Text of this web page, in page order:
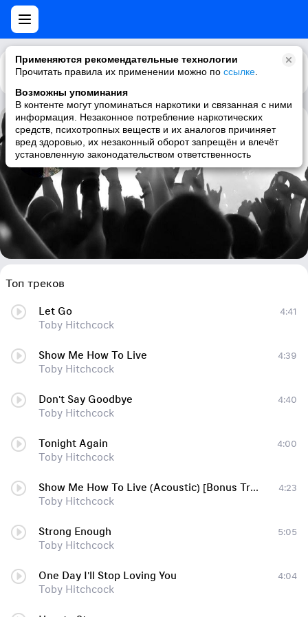
Применяются рекомендательные технологии
Прочитать правила их применении можно по ссылке
Возможны упоминания
В контенте могут упоминаться наркотики и связанная с ними
информация. Незаконное потребление наркотических
средств, психотропных веществ и их аналогов причиняет
вред здоровью, их незаконный оборот запрещён и влечёт
установленную законодательством ответственность
Каталог Рекомендации
Toby Hitchcock
aor, melodic rock, hard rock, rock
Топ треков
Let Go
Toby Hitchcock
4:41
Show Me How To Live
Toby Hitchcock
4:39
Don't Say Goodbye
Toby Hitchcock
4:40
Tonight Again
Toby Hitchcock
4:00
Show Me How To Live (Acoustic) [Bonus Track]
Toby Hitchcock
4:23
Strong Enough
Toby Hitchcock
5:05
One Day I'll Stop Loving You
Toby Hitchcock
4:04